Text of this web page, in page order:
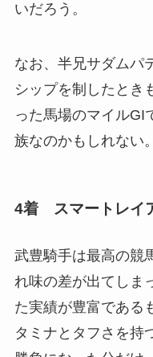
いだろう。
なお、半兄サダムパ
シップを制したとき
った馬場のマイルGI
族なのかもしれない。
4着 スマートレイ
武豊騎手は最高の競
れ味の差が出てしま
た実績が豊富である
タミナとタフさを持